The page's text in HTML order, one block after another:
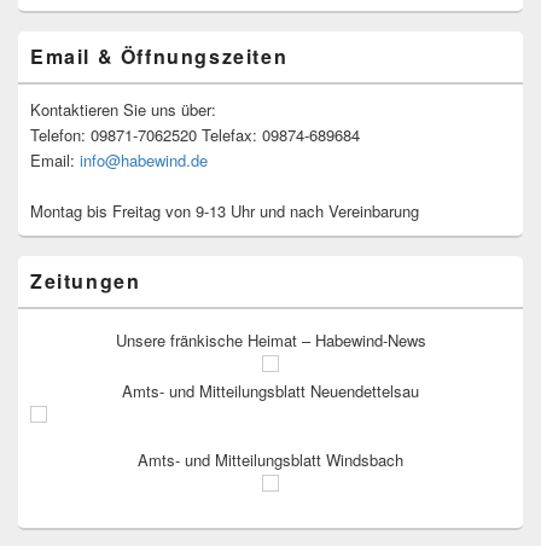
Email & Öffnungszeiten
Kontaktieren Sie uns über:
Telefon: 09871-7062520 Telefax: 09874-689684
Email: info@habewind.de
Montag bis Freitag von 9-13 Uhr und nach Vereinbarung
Zeitungen
Unsere fränkische Heimat – Habewind-News
Amts- und Mitteilungsblatt Neuendettelsau
Amts- und Mitteilungsblatt Windsbach